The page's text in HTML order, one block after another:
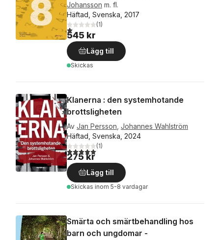
Johansson m. fl.
Häftad, Svenska, 2017
1,0utav 5 stjärnor. Totalt antal röster:
(1)
545 kr
Lägg till
Skickas
Klanerna : den systemhotande
brottsligheten
Av Jan Persson Johannes Wahlström
Häftad, Svenska, 2024
5,0utav 5 stjärnor. Totalt antal röster:
(1)
275 kr
Lägg till
Skickas inom 5-8 vardagar
Smärta och smärtbehandling hos
barn och ungdomar -